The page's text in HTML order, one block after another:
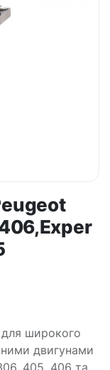
для широкого
двигунами
405, 406 та